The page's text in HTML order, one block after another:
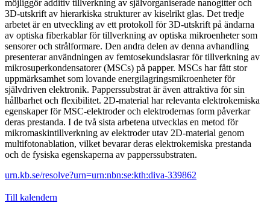
möjliggör additiv tillverkning av självorganiserade nanogitter och
3D-utskrift av hierarkiska strukturer av kiselrikt glas. Det tredje
arbetet är en utveckling av ett protokoll för 3D-utskrift på ändarna
av optiska fiberkablar för tillverkning av optiska mikroenheter som
sensorer och strålformare. Den andra delen av denna avhandling
presenterar användningen av femtosekundslasrar för tillverkning av
mikrosuperkondensatorer (MSCs) på papper. MSCs har fått stor
uppmärksamhet som lovande energilagringsmikroenheter för
självdriven elektronik. Papperssubstrat är även attraktiva för sin
hållbarhet och flexibilitet. 2D-material har relevanta elektrokemiska
egenskaper för MSC-elektroder och elektrodernas form påverkar
deras prestanda. I de två sista arbetena utvecklas en metod för
mikromaskintillverkning av elektroder utav 2D-material genom
multifotonablation, vilket bevarar deras elektrokemiska prestanda
och de fysiska egenskaperna av papperssubstraten.
urn.kb.se/resolve?urn=urn:nbn:se:kth:diva-339862
Till kalendern